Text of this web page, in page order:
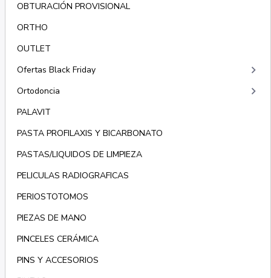
OBTURACIÓN PROVISIONAL
ORTHO
OUTLET
Ofertas Black Friday
keyboard_arrow_right
Ortodoncia keyboard_arrow_right
PALAVIT
PASTA PROFILAXIS Y BICARBONATO
PASTAS/LIQUIDOS DE LIMPIEZA
PELICULAS RADIOGRAFICAS
PERIOSTOTOMOS
PIEZAS DE MANO
PINCELES CERÁMICA
PINS Y ACCESORIOS